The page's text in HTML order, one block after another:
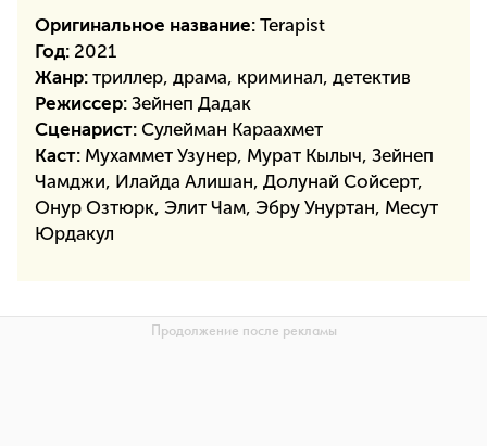
Оригинальное название: Terapist
Год: 2021
Жанр: триллер, драма, криминал, детектив
Режиссер: Зейнеп Дадак
Сценарист: Сулейман Караахмет
Каст: Мухаммет Узунер, Мурат Кылыч, Зейнеп
Чамджи, Илайда Алишан, Долунай Сойсерт,
Онур Озтюрк, Элит Чам, Эбру Унуртан, Месут
Юрдакул